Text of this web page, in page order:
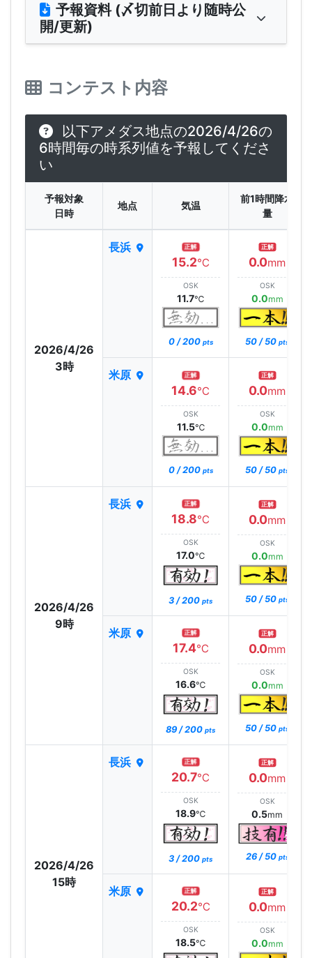
予報資料 (〆切前日より随時公
開/更新)
コンテスト内容
以下アメダス地点の2026/4/26の
6時間毎の時系列値を予報してくださ
い
予報対象
日時
地点 気温
前1時間降水
量
2026/4/26
3時
長浜 正解
15.2℃
OSK
11.7℃
0 / 200 pts
正解
0.0mm
OSK
0.0mm
50 / 50 pts
米原 正解
14.6℃
OSK
11.5℃
0 / 200 pts
正解
0.0mm
OSK
0.0mm
50 / 50 pts
2026/4/26
9時
長浜 正解
18.8℃
OSK
17.0℃
3 / 200 pts
正解
0.0mm
OSK
0.0mm
50 / 50 pts
米原 正解
17.4℃
OSK
16.6℃
89 / 200 pts
正解
0.0mm
OSK
0.0mm
50 / 50 pts
2026/4/26
15時
長浜 正解
20.7℃
OSK
18.9℃
3 / 200 pts
正解
0.0mm
OSK
0.5mm
26 / 50 pts
米原 正解
20.2℃
OSK
18.5℃
正解
0.0mm
OSK
0.0mm